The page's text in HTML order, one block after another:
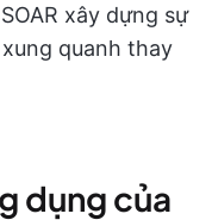
xây dựng sự
quanh thay
dụng của